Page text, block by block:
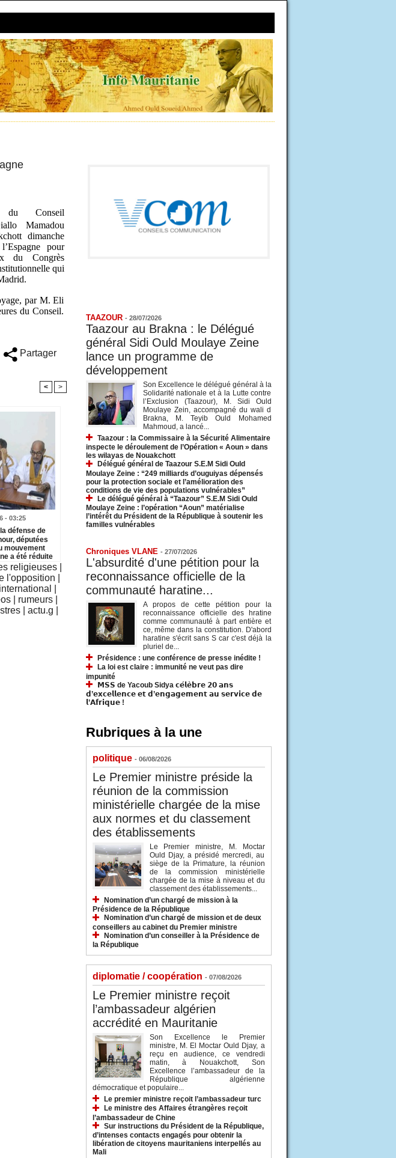
Conseil
Mamadou
dimanche
pour
du Congrès
qui
par M. Eli
du Conseil.
Partager
< >
- 03:25
défense de
députées
mouvement
a été réduite
de la
religieuses
l'opposition
international
rumeurs
actu.g
TAAZOUR - 28/07/2026
Taazour au Brakna : le Délégué
général Sidi Ould Moulaye Zeine
lance un programme de
développement
Son Excellence le délégué général à la
Solidarité nationale et à la Lutte contre
l’Exclusion (Taazour), M. Sidi Ould
Moulaye Zein, accompagné du wali d
Brakna, M. Teyib Ould Mohamed
Mahmoud, a lancé...
Taazour : la Commissaire à la Sécurité Alimentaire
inspecte le déroulement de l’Opération « Aoun » dans
les wilayas de Nouakchott
Délégué général de Taazour S.E.M Sidi Ould
Moulaye Zeine : “249 milliards d’ouguiyas dépensés
pour la protection sociale et l’amélioration des
conditions de vie des populations vulnérables”
Le délégué général à “Taazour” S.E.M Sidi Ould
Moulaye Zeine : l’opération “Aoun” matérialise
l’intérêt du Président de la République à soutenir les
familles vulnérables
Chroniques VLANE - 27/07/2026
L'absurdité d'une pétition pour la
reconnaissance officielle de la
communauté haratine...
A propos de cette pétition pour la
reconnaissance officielle des hratine
comme communauté à part entière et
ce, même dans la constitution. D'abord
haratine s'écrit sans S car c'est déjà la
pluriel de...
Présidence : une conférence de presse inédite !
La loi est claire : immunité ne veut pas dire
impunité
𝗠𝗦𝗦 de Yacoub Sidya 𝗰𝗲́𝗹𝗲̀𝗯𝗿𝗲 𝟮𝟬 𝗮𝗻𝘀
𝗱’𝗲𝘅𝗰𝗲𝗹𝗹𝗲𝗻𝗰𝗲 𝗲𝘁 𝗱’𝗲𝗻𝗴𝗮𝗴𝗲𝗺𝗲𝗻𝘁 𝗮𝘂 𝘀𝗲𝗿𝘃𝗶𝗰𝗲 𝗱𝗲
𝗹’𝗔𝗳𝗿𝗶𝗾𝘂𝗲 !
Rubriques à la une
politique - 06/08/2026
Le Premier ministre préside la
réunion de la commission
ministérielle chargée de la mise
aux normes et du classement
des établissements
Le Premier ministre, M. Moctar
Ould Djay, a présidé mercredi, au
siège de la Primature, la réunion
de la commission ministérielle
chargée de la mise à niveau et du
classement des établissements...
Nomination d’un chargé de mission à la
Présidence de la République
Nomination d’un chargé de mission et de deux
conseillers au cabinet du Premier ministre
Nomination d’un conseiller à la Présidence de
la République
diplomatie / coopération - 07/08/2026
Le Premier ministre reçoit
l’ambassadeur algérien
accrédité en Mauritanie
Son Excellence le Premier
ministre, M. El Moctar Ould Djay, a
reçu en audience, ce vendredi
matin, à Nouakchott, Son
Excellence l’ambassadeur de la
République algérienne
démocratique et populaire...
Le premier ministre reçoit l’ambassadeur turc
Le ministre des Affaires étrangères reçoit
l’ambassadeur de Chine
Sur instructions du Président de la République,
d’intenses contacts engagés pour obtenir la
libération de citoyens mauritaniens interpellés au
Mali